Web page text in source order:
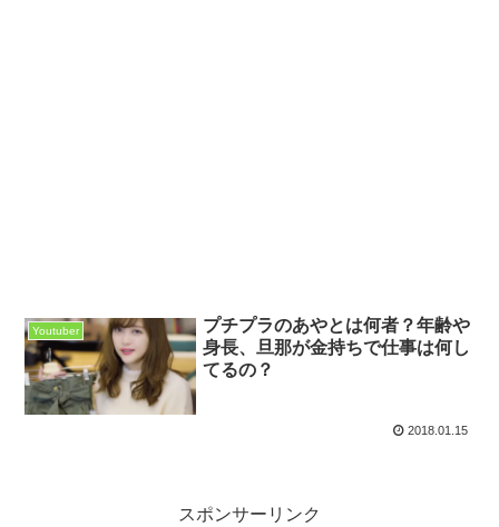
Youtuber
プチプラのあやとは何者？年齢や
身長、旦那が金持ちで仕事は何し
てるの？
2018.01.15
スポンサーリンク